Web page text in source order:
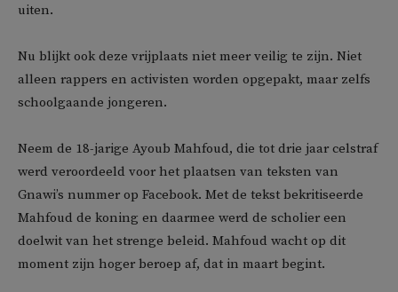
uiten.
Nu blijkt ook deze vrijplaats niet meer veilig te zijn. Niet
alleen rappers en activisten worden opgepakt, maar zelfs
schoolgaande jongeren.
Neem de 18-jarige Ayoub Mahfoud, die tot drie jaar celstraf
werd veroordeeld voor het plaatsen van teksten van
Gnawi’s nummer op Facebook. Met de tekst bekritiseerde
Mahfoud de koning en daarmee werd de scholier een
doelwit van het strenge beleid. Mahfoud wacht op dit
moment zijn hoger beroep af, dat in maart begint.